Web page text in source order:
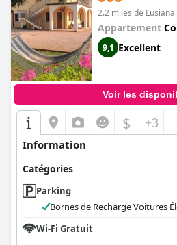
2.2 miles de Lusiana
Appartement
9,1 Excellent
Voir les
$ +3
Information
Catégories
Parking
Bornes de Recharge Voitures
Wi-Fi Gratuit